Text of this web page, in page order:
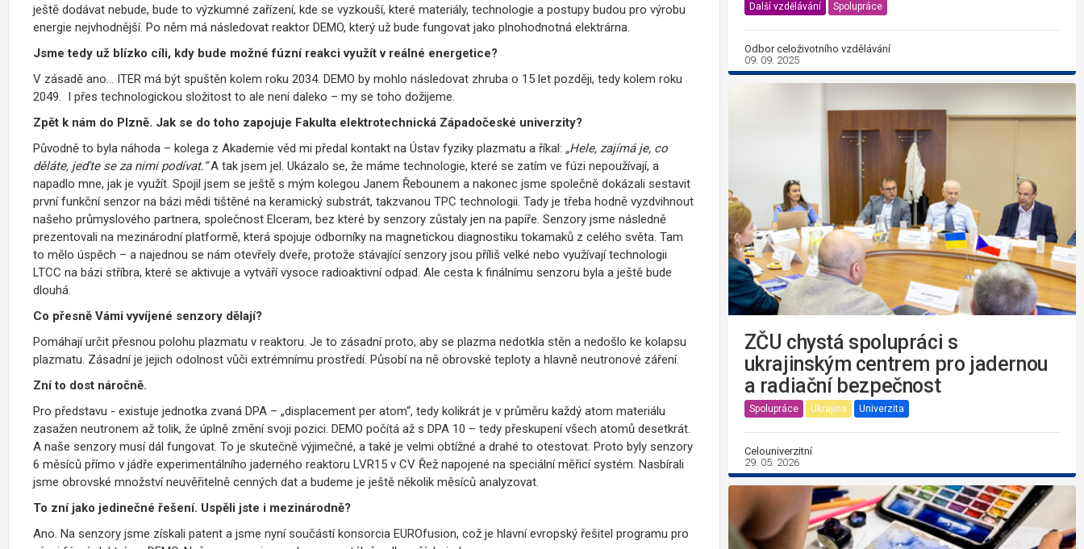
ještě dodávat nebude, bude to výzkumné zařízení, kde se vyzkouší, které materiály, technologie a postupy budou pro výrobu
energie nejvhodnější. Po něm má následovat reaktor DEMO, který už bude fungovat jako plnohodnotná elektrárna.
Jsme tedy už blízko cíli, kdy bude možné fúzní reakci využít v reálné energetice?
V zásadě ano… ITER má být spuštěn kolem roku 2034. DEMO by mohlo následovat zhruba o 15 let později, tedy kolem roku
2049. I přes technologickou složitost to ale není daleko – my se toho dožijeme.
Zpět k nám do Plzně. Jak se do toho zapojuje Fakulta elektrotechnická Západočeské univerzity?
Původně to byla náhoda – kolega z Akademie věd mi předal kontakt na Ústav fyziky plazmatu a říkal: „Hele, zajímá je, co
děláte, jeďte se za nimi podívat.“A tak jsem jel. Ukázalo se, že máme technologie, které se zatím ve fúzi nepoužívají, a
napadlo mne, jak je využít. Spojil jsem se ještě s mým kolegou Janem Řebounem a nakonec jsme společně dokázali sestavit
první funkční senzor na bázi mědi tištěné na keramický substrát, takzvanou TPC technologii. Tady je třeba hodně vyzdvihnout
našeho průmyslového partnera, společnost Elceram, bez které by senzory zůstaly jen na papíře. Senzory jsme následně
prezentovali na mezinárodní platformě, která spojuje odborníky na magnetickou diagnostiku tokamaků z celého světa. Tam
to mělo úspěch – a najednou se nám otevřely dveře, protože stávající senzory jsou příliš velké nebo využívají technologii
LTCC na bázi stříbra, které se aktivuje a vytváří vysoce radioaktivní odpad. Ale cesta k finálnímu senzoru byla a ještě bude
dlouhá.
Co přesně Vámi vyvíjené senzory dělají?
Pomáhají určit přesnou polohu plazmatu v reaktoru. Je to zásadní proto, aby se plazma nedotkla stěn a nedošlo ke kolapsu
plazmatu. Zásadní je jejich odolnost vůči extrémnímu prostředí. Působí na ně obrovské teploty a hlavně neutronové záření.
Zní to dost náročně.
Pro představu - existuje jednotka zvaná DPA – „displacement per atom“, tedy kolikrát je v průměru každý atom materiálu
zasažen neutronem až tolik, že úplně změní svoji pozici. DEMO počítá až s DPA 10 – tedy přeskupení všech atomů desetkrát.
A naše senzory musí dál fungovat. To je skutečně výjimečné, a také je velmi obtížné a drahé to otestovat. Proto byly senzory
6 měsíců přímo v jádře experimentálního jaderného reaktoru LVR15 v CV Řež napojené na speciální měřicí systém. Nasbírali
jsme obrovské množství neuvěřitelně cenných dat a budeme je ještě několik měsíců analyzovat.
To zní jako jedinečné řešení. Uspěli jste i mezinárodně?
Ano. Na senzory jsme získali patent a jsme nyní součástí konsorcia EUROfusion, což je hlavní evropský řešitel programu pro
Další vzdělávání Spolupráce
Odbor celoživotního vzdělávání
09. 09. 2025
ZČU chystá spolupráci s
ukrajinským centrem pro jadernou
a radiační bezpečnost
Spolupráce Ukrajina Univerzita
Celouniverzitní
29. 05. 2026